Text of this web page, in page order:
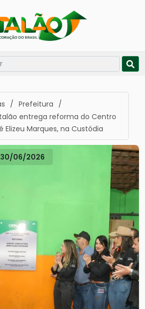
/ Prefeitura /
entrega reforma do Centro
Elizeu Marques, na Custódia
06/2026